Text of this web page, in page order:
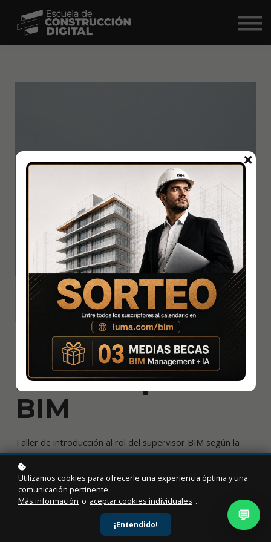
Comunidad
Introducción al
rol del supervisor
BIM
Taller de introducción al rol del supervisor BIM según la
LGCP y el plan BIM perú
Level: Beginner
Duration:18 hours
4 hours
: Patrick Jones
💬
Utilizamos cookies para ofrecerle una experiencia óptima y una
comunicación pertinente.
Más información o aceptar cookies individuales .
¡Entendido!